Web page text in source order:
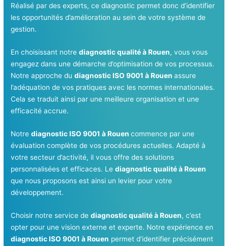
Réalisé par des experts, ce diagnostic permet donc d’identifier
les opportunités d’amélioration au sein de votre système de
gestion.
En choisissant notrediagnostic qualité à Rouen, vous vous
engagez dans une démarche d’optimisation de vos processus.
Notre approche dudiagnostic ISO 9001 à Rouenassure
l’adéquation de vos pratiques avec les normes internationales.
Cela se traduit ainsi par une meilleure organisation et une
efficacité accrue.
Notrediagnostic ISO 9001 à Rouencommence par une
évaluation complète de vos procédures actuelles. Adapté à
votre secteur d’activité, il vous offre des solutions
personnalisées et efficaces. Lediagnostic qualité à Rouen
que nous proposons est ainsi un levier pour votre
développement.
Choisir notre service dediagnostic qualité à Rouen, c’est
opter pour une vision externe et experte. Notre expérience en
diagnostic ISO 9001 à Rouen permet d’identifier précisément